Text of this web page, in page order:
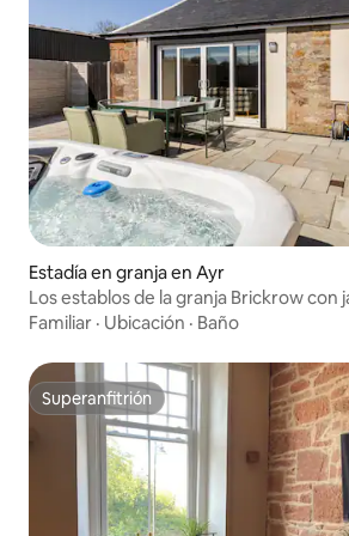
Estadía en granja en Ayr
Los establos de la granja Brickrow con
Familiar · Ubicación · Baño
Superanfitrión
Superanfitrión